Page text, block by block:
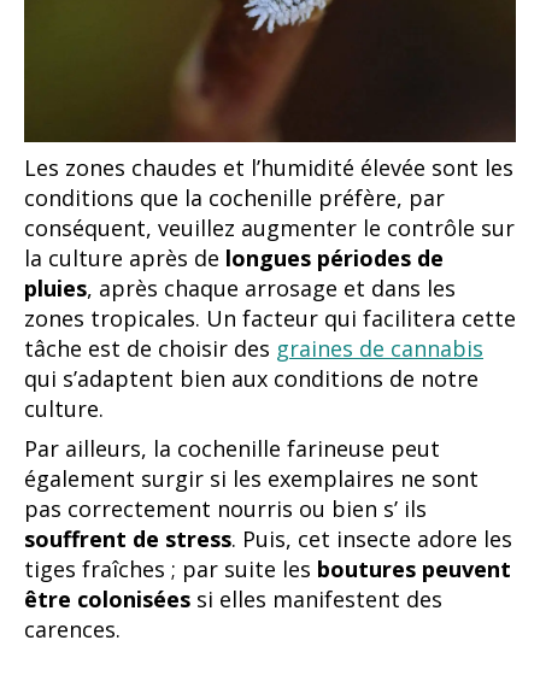
Les zones chaudes et l’humidité élevée sont les
conditions que la cochenille préfère, par
conséquent, veuillez augmenter le contrôle sur
la culture après de longues périodes de
pluies, après chaque arrosage et dans les
zones tropicales. Un facteur qui facilitera cette
tâche est de choisir des graines de cannabis
qui s’adaptent bien aux conditions de notre
culture.
Par ailleurs, la cochenille farineuse peut
également surgir si les exemplaires ne sont
pas correctement nourris ou bien s’ ils
souffrent de stress. Puis, cet insecte adore les
tiges fraîches ; par suite les boutures peuvent
être colonisées si elles manifestent des
carences.